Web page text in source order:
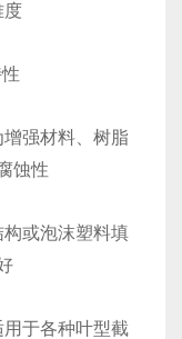
度
强材料、树脂
蚀性
或泡沫塑料填
于各种叶型截